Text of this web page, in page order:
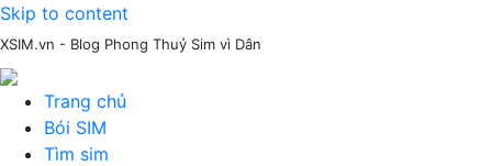
Skip to content
XSIM.vn - Blog Phong Thuỷ Sim vì Dân
Trang chủ
Bói SIM
Tìm sim